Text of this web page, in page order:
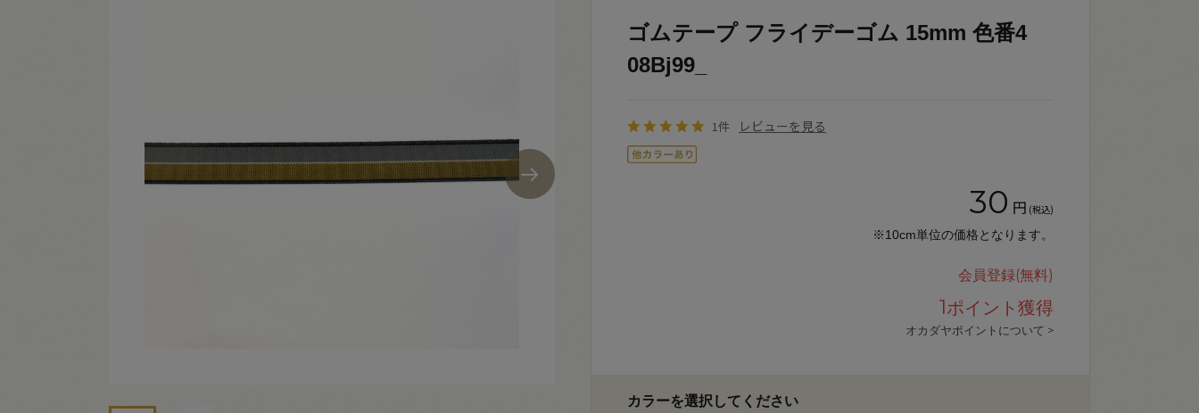
ゴムテープ フライデーゴム 15mm 色番4
08Bj99_
1件 レビューを見る
30 円 (税込)
※10cm単位の価格となります。
会員登録(無料)
1ポイント獲得
オカダヤポイントについて >
カラーを選択してください